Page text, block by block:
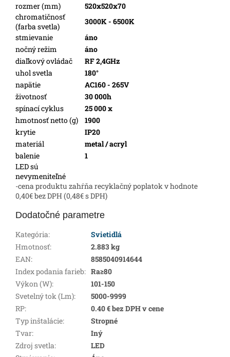
rozmer (mm)
520x520x70
chromatičnosť
(farba svetla)
3000K - 6500K
stmievanie
áno
nočný režim
áno
diaľkový ovládač
RF 2,4GHz
uhol svetla
180°
napätie
AC160 - 265V
životnosť
30 000h
spínací cyklus
25 000 x
hmotnosť netto (g)
1900
krytie
IP20
materiál
metal / acryl
balenie
1
LED sú
nevymeniteľné
-cena produktu zahŕňa recyklačný poplatok v hodnote
0,40€ bez DPH (0,48€ s DPH)
Dodatočné parametre
Kategória:
Svietidlá
Hmotnosť:
2.883 kg
EAN:
8585040914644
Index podania farieb: Ra≥80
Výkon (W):
101-150
Svetelný tok (Lm):
5000-9999
RP:
0.40 € bez DPH v cene
Typ inštalácie:
Stropné
Tvar:
Iný
Zdroj svetla:
LED